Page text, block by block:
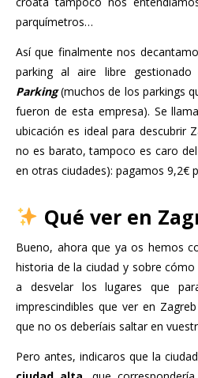
parquímetros…
Así que finalmente nos
parking al aire libre
Parking (muchos de los parkings
fueron de esta empresa). Se llama
ubicación es ideal para descubrir
no es barato, tampoco es caro
en otras ciudades): pagamos 9,2€
Qué ver en
Bueno, ahora que ya os hemos
historia de la ciudad y sobre
a desvelar los lugares que
imprescindibles que ver en
que no os deberíais saltar en
Pero antes, indicaros que la